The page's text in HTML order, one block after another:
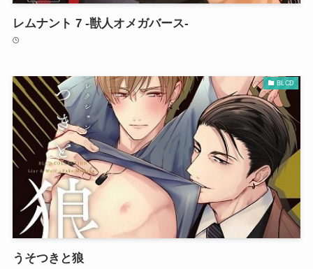
レムナント 7 -獣人オメガバース-
BLCD
うそつきと狼